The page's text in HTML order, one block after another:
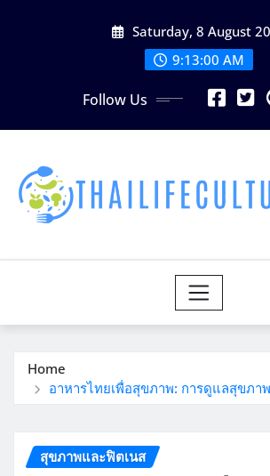
Saturday, 8 August
9:13:02 AM
Follow Us
Home
อาหารไทยเพื่อสุขภาพ: การดูแลสุขภา
สุขภาพและฟิตเนส